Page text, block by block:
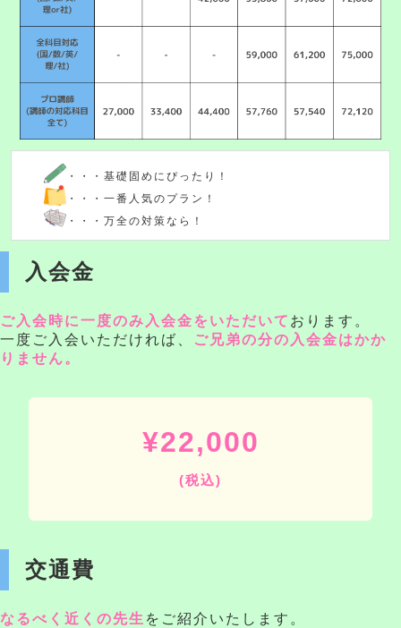
・・・基礎固めにぴったり！
・・・一番人気のプラン！
・・・万全の対策なら！
入会金
ご入会時に一度のみ入会金をいただいて おります。
一度ご入会いただければ、
ご兄弟の分の入会金はかか
りません。
¥22,000
(税込)
交通費
なるべく近くの先生 をご紹介いたします。